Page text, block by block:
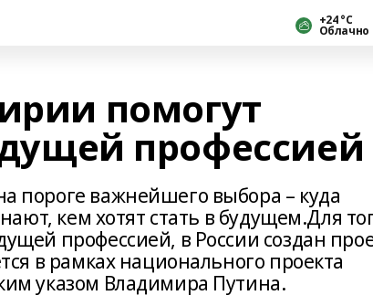
+24 °С
Облачно
помогут
профессией
пороге важнейшего выбора – куда
кем хотят стать в будущем.Для
профессией, в России создан
в рамках национального проекта
указом Владимира Путина.